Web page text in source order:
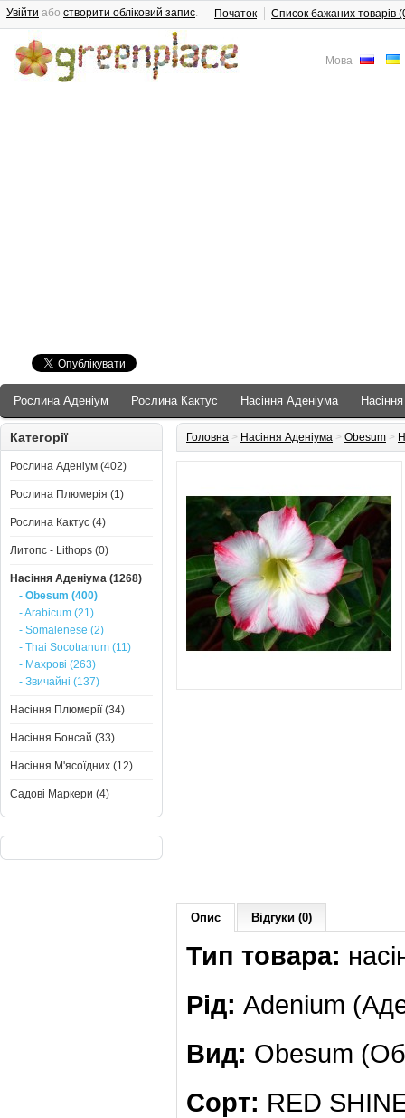
Мова
Увійти або створити обліковий запис. Початок Список бажаних товарів
Рослина Аденіум Рослина Кактус Насіння Аденіума
Категорії
Рослина Аденіум (402)
Рослина Плюмерія (1)
Рослина Кактус (4)
Литопс - Lithops (0)
Насіння Аденіума (1268)
- Obesum (400)
- Arabicum (21)
- Somalenese (2)
- Thai Socotranum (11)
- Махрові (263)
- Звичайні (137)
Насіння Плюмерії (34)
Насіння Бонсай (33)
Насіння М'ясоїдних (12)
Садові Маркери (4)
Головна > Насіння Аденіума > Obesum >
Опис Відгуки (0)
Тип товара:
Рід: Adenium
Вид: Obesum
Сорт: RED